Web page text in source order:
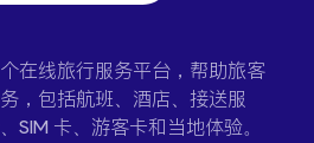
在线旅行服务平台，帮助旅客
，包括航班、酒店、接送服
SIM 卡、游客卡和当地体验。